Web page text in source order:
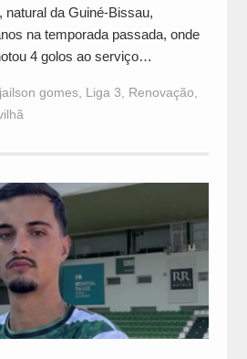
natural da Guiné-Bissau,
na temporada passada, onde
4 golos ao serviço…
jailson gomes, Liga 3, Renovação,